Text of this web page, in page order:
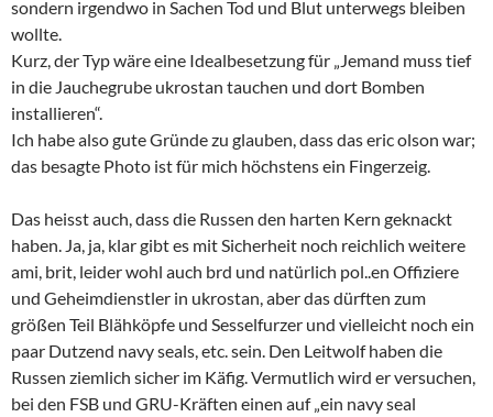
sondern irgendwo in Sachen Tod und Blut unterwegs bleiben
wollte.
Kurz, der Typ wäre eine Idealbesetzung für „Jemand muss tief
in die Jauchegrube ukrostan tauchen und dort Bomben
installieren“.
Ich habe also gute Gründe zu glauben, dass das eric olson war;
das besagte Photo ist für mich höchstens ein Fingerzeig.
Das heisst auch, dass die Russen den harten Kern geknackt
haben. Ja, ja, klar gibt es mit Sicherheit noch reichlich weitere
ami, brit, leider wohl auch brd und natürlich pol..en Offiziere
und Geheimdienstler in ukrostan, aber das dürften zum
größen Teil Blähköpfe und Sesselfurzer und vielleicht noch ein
paar Dutzend navy seals, etc. sein. Den Leitwolf haben die
Russen ziemlich sicher im Käfig. Vermutlich wird er versuchen,
bei den FSB und GRU-Kräften einen auf „ein navy seal